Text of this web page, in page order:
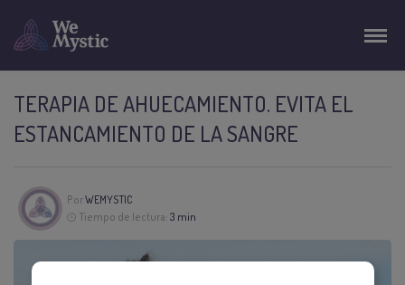
TERAPIA DE AHUECAMIENTO. EVITA EL
ESTANCAMIENTO DE LA SANGRE
PorWEMYSTIC
Tiempo de lectura: 3 min